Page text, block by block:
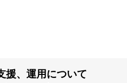
援、運用について